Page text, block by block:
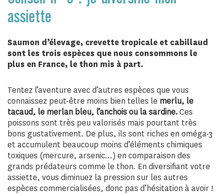
assiette
Saumon d’élevage, crevette tropicale et cabillaud
sont les trois espèces que nous consommons le
plus en France, le thon mis à part.
Tentez l’aventure avec d’autres espèces que vous
connaissez peut-être moins bien telles le merlu, le
tacaud, le merlan bleu, l’anchois ou la sardine.Ces
poissons sont très peu valorisés mais pourtant très
bons gustativement. De plus, ils sont riches en oméga-3
et accumulent beaucoup moins d’éléments chimiques
toxiques (mercure, arsenic…) en comparaison des
grands prédateurs comme le thon. En diversifiant votre
assiette, vous diminuez la pression sur les autres
espèces commercialisées, donc pas d’hésitation à avoir !